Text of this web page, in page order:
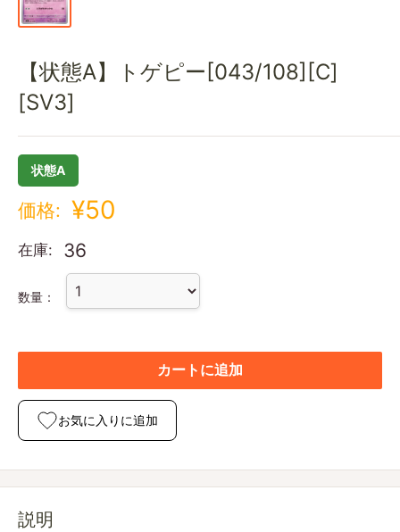
【状態A】トゲピー[043/108][C]
[SV3]
状態A
価格: ¥50
在庫: 36
数量：
カートに追加
お気に入りに追加
説明